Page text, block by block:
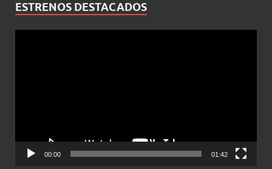
ESTRENOS DESTACADOS
00:00 01:42